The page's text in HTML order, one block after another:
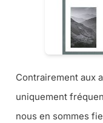
Contrairement aux
uniquement
nous en sommes